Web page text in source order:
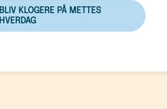
BLIV KLOGERE PÅ METTES
HVERDAG